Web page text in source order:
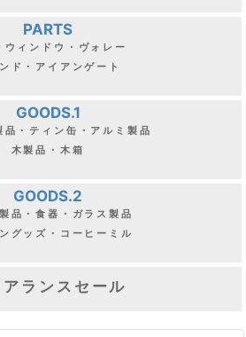
PARTS
ウィンドウ・ヴォレー
ド・アイアンゲート
GOODS.1
品・ティン缶・アルミ製品
木製品・木箱
GOODS.2
品・食器・ガラス製品
グッズ・コーヒーミル
アランスセール